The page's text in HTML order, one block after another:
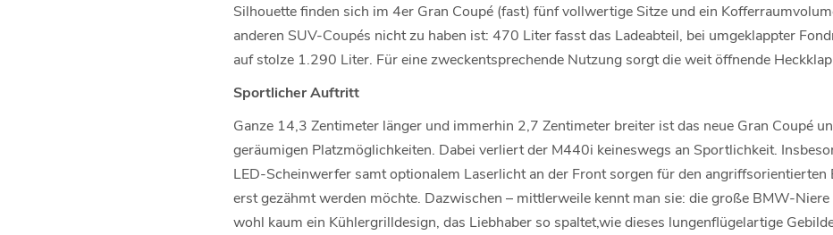
Silhouette finden sich im 4er Gran Coupé (fast) fünf vollwertige Sitze und ein
anderen SUV-Coupés nicht zu haben ist: 470 Liter fasst das Ladeabteil, bei umgeklappter
auf stolze 1.290 Liter. Für eine zweckentsprechende Nutzung sorgt die weit öffnende
Sportlicher Auftritt
Ganze 14,3 Zentimeter länger und immerhin 2,7 Zentimeter breiter ist das neue Gran Coupé
geräumigen Platzmöglichkeiten. Dabei verliert der M440i keineswegs an Sportlichkeit.
LED-Scheinwerfer samt optionalem Laserlicht an der Front sorgen für den angriffsorientierten
erst gezähmt werden möchte. Dazwischen – mittlerweile kennt man sie: die große BMW-Niere
wohl kaum ein Kühlergrilldesign, das Liebhaber so spaltet,wie dieses lungenflügelartige